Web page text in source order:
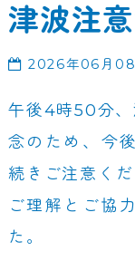
津波注
2026年06月08
午後4時50分、
念のため、今
続きご注意くだ
ご理解とご協
た。